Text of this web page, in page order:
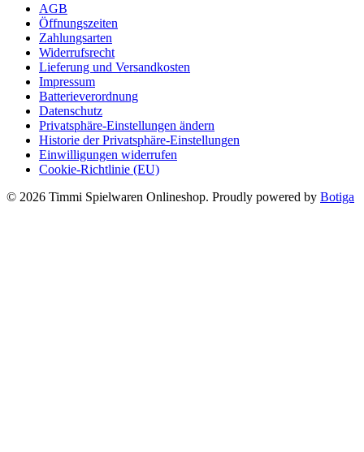
AGB
Öffnungszeiten
Zahlungsarten
Widerrufsrecht
Lieferung und Versandkosten
Impressum
Batterieverordnung
Datenschutz
Privatsphäre-Einstellungen ändern
Historie der Privatsphäre-Einstellungen
Einwilligungen widerrufen
Cookie-Richtlinie (EU)
© 2026 Timmi Spielwaren Onlineshop. Proudly powered by Botiga